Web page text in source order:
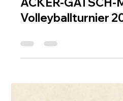
Paul Wohlmuther
20. Juli
Volleyballturnier